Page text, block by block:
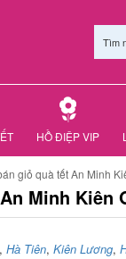
Tìm
HỒ ĐIỆP VIP
giỏ quà tết An Minh
Minh Kiên
, Hà Tiên, Kiên Lương,